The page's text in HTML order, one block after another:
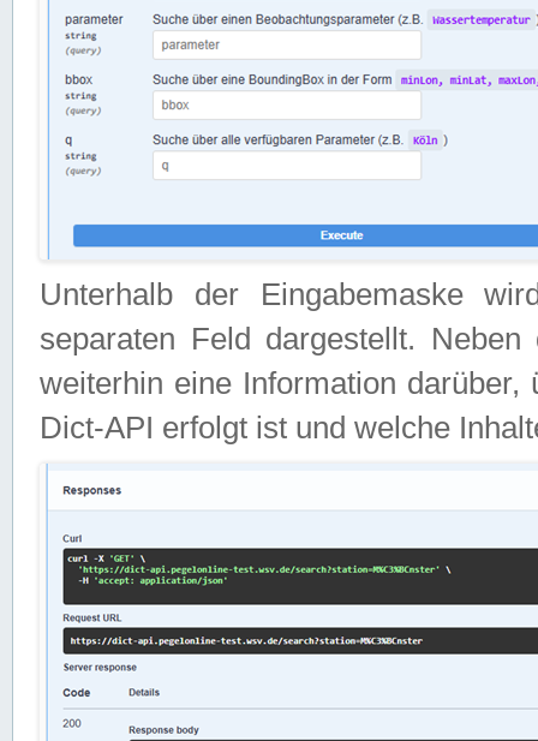
Unterhalb der Eingabemaske
separaten Feld dargestellt.
weiterhin eine Information
Dict-API erfolgt ist und welche